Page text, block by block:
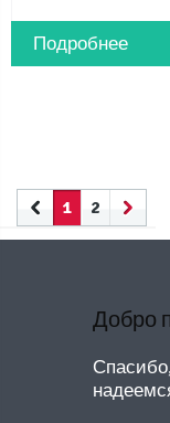
Подробнее
1 2
Добро